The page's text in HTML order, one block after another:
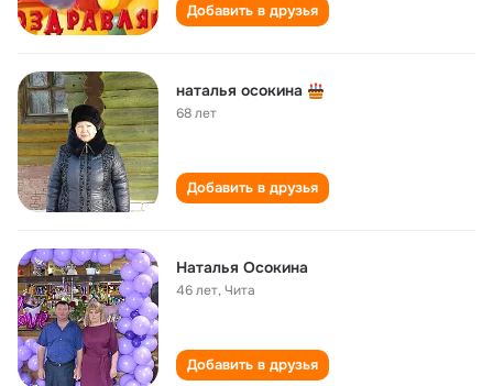
Добавить в друзья
наталья осокина
68 лет
Добавить в друзья
Наталья Осокина
46 лет,Чита
Добавить в друзья